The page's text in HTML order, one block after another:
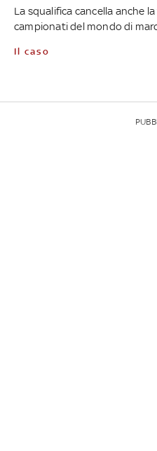
La squalifica cancella anche
campionati del mondo di
Il caso